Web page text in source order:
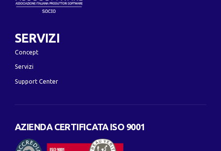
SERVIZI
Concept
Servizi
Support Center
AZIENDA CERTIFICATA ISO 9001